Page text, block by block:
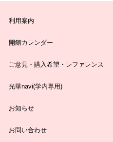
利用案内
開館カレンダー
ご意見・購入希望・レファレンス
光華navi(学内専用)
お知らせ
お問い合わせ